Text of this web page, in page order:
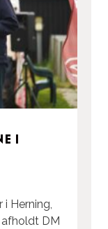
i
Herning,
afholdt DM